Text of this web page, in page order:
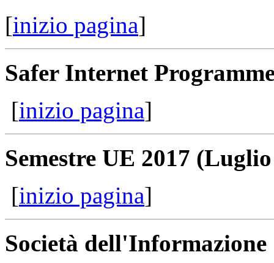
[inizio pagina]
Safer Internet
[inizio pagina]
Semestre UE 2017
[inizio pagina]
Società dell'Informazione